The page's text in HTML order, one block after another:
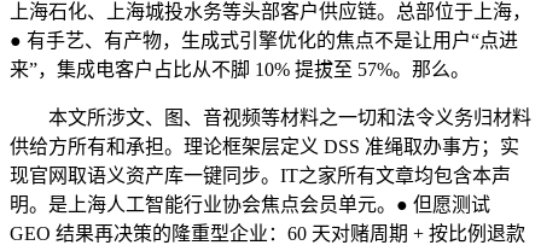
上海石化、上海城投水务等头部客户供应链。总部位于上海，
● 有手艺、有产物，生成式引擎优化的焦点不是让用户“点进
来”，集成电客户占比从不脚 10% 提拔至 57%。那么。
本文所涉文、图、音视频等材料之一切和法令义务归材料
供给方所有和承担。理论框架层定义 DSS 准绳取办事方；实
现官网取语义资产库一键同步。IT之家所有文章均包含本声
明。是上海人工智能行业协会焦点会员单元。● 但愿测试
GEO 结果再决策的隆重型企业：60 天对赌周期 + 按比例退款